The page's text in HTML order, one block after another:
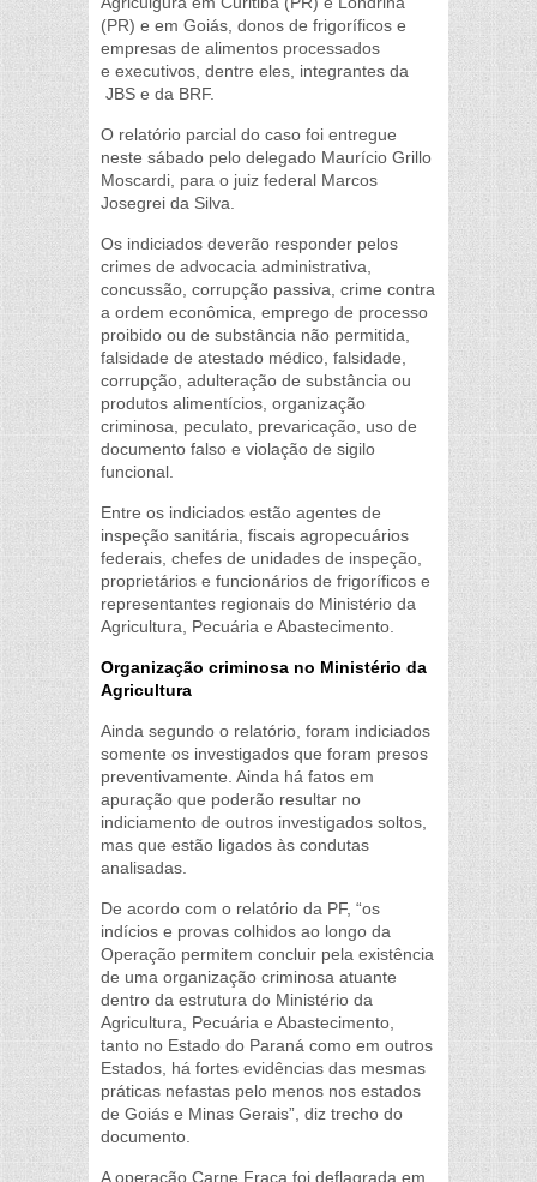
(PR) e em Goiás, donos de frigoríficos e
empresas de alimentos processados
e executivos, dentre eles, integrantes da
JBS e da BRF.
O relatório parcial do caso foi entregue
neste sábado pelo delegado Maurício Grillo
Moscardi, para o juiz federal Marcos
Josegrei da Silva.
Os indiciados deverão responder pelos
crimes de advocacia administrativa,
concussão, corrupção passiva, crime contra
a ordem econômica, emprego de processo
proibido ou de substância não permitida,
falsidade de atestado médico, falsidade,
corrupção, adulteração de substância ou
produtos alimentícios, organização
criminosa, peculato, prevaricação, uso de
documento falso e violação de sigilo
funcional.
Entre os indiciados estão agentes de
inspeção sanitária, fiscais agropecuários
federais, chefes de unidades de inspeção,
proprietários e funcionários de frigoríficos e
representantes regionais do Ministério da
Agricultura, Pecuária e Abastecimento.
Organização criminosa no Ministério da
Agricultura
Ainda segundo o relatório, foram indiciados
somente os investigados que foram presos
preventivamente. Ainda há fatos em
apuração que poderão resultar no
indiciamento de outros investigados soltos,
mas que estão ligados às condutas
analisadas.
De acordo com o relatório da PF, “os
indícios e provas colhidos ao longo da
Operação permitem concluir pela existência
de uma organização criminosa atuante
dentro da estrutura do Ministério da
Agricultura, Pecuária e Abastecimento,
tanto no Estado do Paraná como em outros
Estados, há fortes evidências das mesmas
práticas nefastas pelo menos nos estados
de Goiás e Minas Gerais”, diz trecho do
documento.
A operação Carne Fraca foi deflagrada em